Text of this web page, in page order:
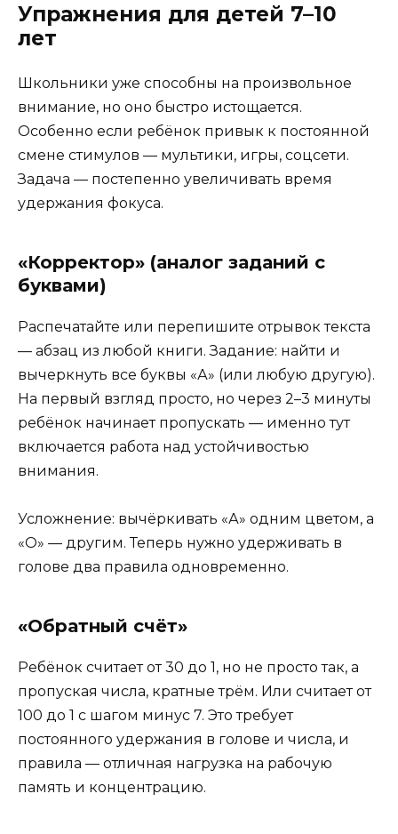
Упражнения для детей 7–10
лет
Школьники уже способны на произвольное
внимание, но оно быстро истощается.
Особенно если ребёнок привык к постоянной
смене стимулов — мультики, игры, соцсети.
Задача — постепенно увеличивать время
удержания фокуса.
«Корректор» (аналог заданий с
буквами)
Распечатайте или перепишите отрывок текста
— абзац из любой книги. Задание: найти и
вычеркнуть все буквы «А» (или любую другую).
На первый взгляд просто, но через 2–3 минуты
ребёнок начинает пропускать — именно тут
включается работа над устойчивостью
внимания.
Усложнение: вычёркивать «А» одним цветом, а
«О» — другим. Теперь нужно удерживать в
голове два правила одновременно.
«Обратный счёт»
Ребёнок считает от 30 до 1, но не просто так, а
пропуская числа, кратные трём. Или считает от
100 до 1 с шагом минус 7. Это требует
постоянного удержания в голове и числа, и
правила — отличная нагрузка на рабочую
память и концентрацию.